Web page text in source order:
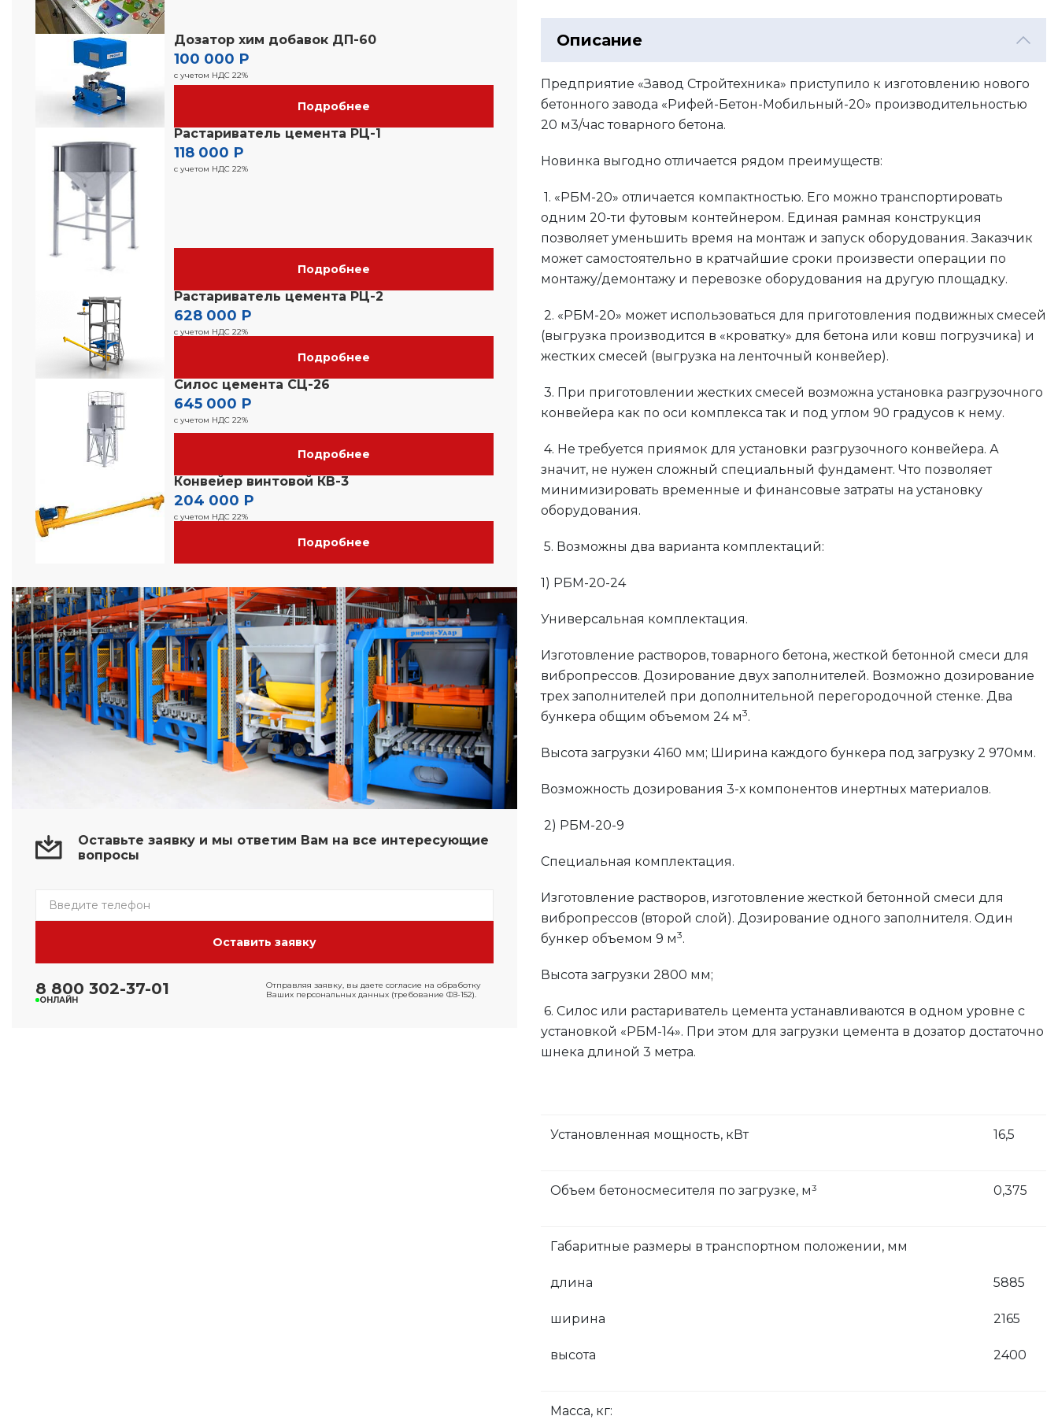
Дозатор хим добавок ДП-60
100 000 Р
с учетом НДС 22%
Подробнее
Растариватель цемента РЦ-1
118 000 Р
с учетом НДС 22%
Подробнее
Растариватель цемента РЦ-2
628 000 Р
с учетом НДС 22%
Подробнее
Силос цемента СЦ-26
645 000 Р
с учетом НДС 22%
Подробнее
Конвейер винтовой КВ-3
204 000 Р
с учетом НДС 22%
Подробнее
Оставьте заявку и мы ответим Вам на все интересующие
вопросы
8 800 302-37-01
ОНЛАЙН
Отправляя заявку, вы даете согласие на обработку
Ваших персональных данных (требование ФЗ-152).
Описание
Предприятие «Завод Стройтехника» приступило к изготовлению нового
бетонного завода «Рифей-Бетон-Мобильный-20» производительностью
20 м3/час товарного бетона.
Новинка выгодно отличается рядом преимуществ:
1. «РБМ-20» отличается компактностью. Его можно транспортировать
одним 20-ти футовым контейнером. Единая рамная конструкция
позволяет уменьшить время на монтаж и запуск оборудования. Заказчик
может самостоятельно в кратчайшие сроки произвести операции по
монтажу/демонтажу и перевозке оборудования на другую площадку.
2. «РБМ-20» может использоваться для приготовления подвижных смесей
(выгрузка производится в «кроватку» для бетона или ковш погрузчика) и
жестких смесей (выгрузка на ленточный конвейер).
3. При приготовлении жестких смесей возможна установка разгрузочного
конвейера как по оси комплекса так и под углом 90 градусов к нему.
4. Не требуется приямок для установки разгрузочного конвейера. А
значит, не нужен сложный специальный фундамент. Что позволяет
минимизировать временные и финансовые затраты на установку
оборудования.
5. Возможны два варианта комплектаций:
1) РБМ-20-24
Универсальная комплектация.
Изготовление растворов, товарного бетона, жесткой бетонной смеси для
вибропрессов. Дозирование двух заполнителей. Возможно дозирование
трех заполнителей при дополнительной перегородочной стенке. Два
бункера общим объемом 24 м3.
Высота загрузки 4160 мм; Ширина каждого бункера под загрузку 2 970мм.
Возможность дозирования 3-х компонентов инертных материалов.
2) РБМ-20-9
Специальная комплектация.
Изготовление растворов, изготовление жесткой бетонной смеси для
вибропрессов (второй слой). Дозирование одного заполнителя. Один
бункер объемом 9 м3.
Высота загрузки 2800 мм;
6. Силос или растариватель цемента устанавливаются в одном уровне с
установкой «РБМ-14». При этом для загрузки цемента в дозатор достаточно
шнека длиной 3 метра.
Установленная мощность, кВт 16,5
Объем бетоносмесителя по загрузке, м³ 0,375
Габаритные размеры в транспортном положении, мм
длина
ширина
высота
5885
2165
2400
Масса, кг: